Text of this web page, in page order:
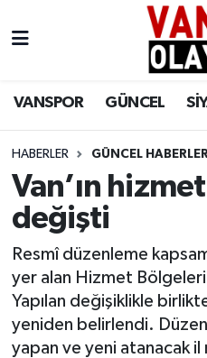
VANSPOR GÜNCEL
HABERLER GÜNCEL HABERLER
Van’ın
değişti
Resmî düzenleme
yer alan Hizmet
Yapılan değişiklikle
yeniden belirlendi.
yapan ve yeni atanacak
Siyaset
Ekonomi
Sağlık
Eğitim
Bilim & Teknoloji
Van Nöbetçi
Van Namaz Vakitleri
Van Trafik Yoğunluk
Süper Lig Puan
Tüm Manşetler
Son Dakika Haberleri